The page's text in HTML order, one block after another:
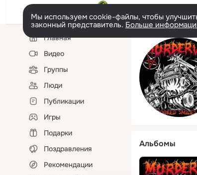
Мы используем cookie-файлы, чтобы
законный представитель. Больше
Левая
колонкаГлавная
Видео
Группы
Люди
Публикации
Игры
Подарки
Поздравления
Рекомендации
Альбомы